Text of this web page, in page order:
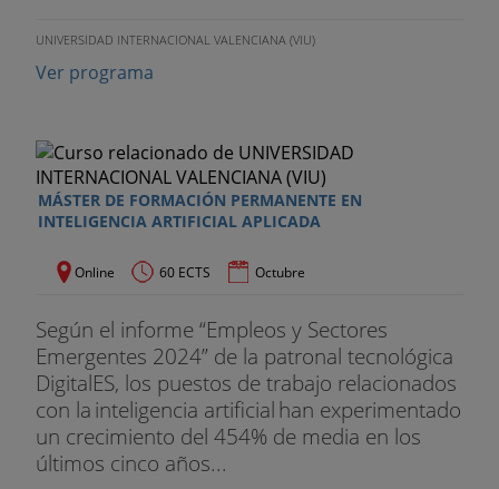
UNIVERSIDAD INTERNACIONAL VALENCIANA (VIU)
Ver programa
MÁSTER DE FORMACIÓN PERMANENTE EN
INTELIGENCIA ARTIFICIAL APLICADA
Online 60 ECTS Octubre
Según el informe “Empleos y Sectores
Emergentes 2024” de la patronal tecnológica
DigitalES, los puestos de trabajo relacionados
con la inteligencia artificial han experimentado
un crecimiento del 454% de media en los
últimos cinco años...